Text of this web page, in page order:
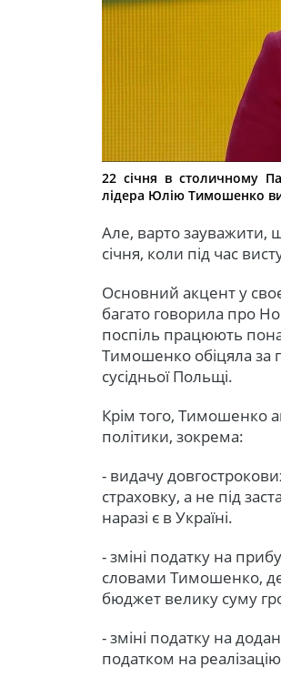
22 січня в столичному
лідера Юлію Тимошенко
Але, варто зауважити,
січня, коли під час
Основний акцент у
багато говорила про
поспіль працюють
Тимошенко обіцяла за
сусідньої Польщі.
Крім того, Тимошенко
політики, зокрема:
- видачу
страховку, а не під
наразі є в Україні.
- зміні податку на
словами Тимошенко,
бюджет велику суму
- зміні податку на
податком на